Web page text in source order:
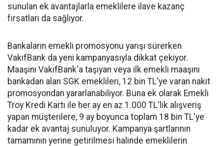
sunulan ek avantajlarla emeklilere ilave kazanç
fırsatları da sağlıyor.
Bankaların emekli promosyonu yarışı sürerken
VakıfBank da yeni kampanyasıyla dikkat çekiyor.
Maaşını VakıfBank'a taşıyan veya ilk emekli maaşını
bankadan alan SGK emeklileri, 12 bin TL'ye varan nakit
promosyondan yararlanabiliyor. Buna ek olarak Emekli
Troy Kredi Kartı ile her ay en az 1.000 TL'lik alışveriş
yapan müşterilere, 9 ay boyunca toplam 18 bin TL'ye
kadar ek avantaj sunuluyor. Kampanya şartlarının
tamamının yerine getirilmesi halinde emeklilerin